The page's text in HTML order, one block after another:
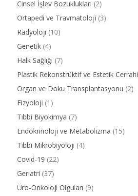
Cinsel İşlev Bozuklukları (2)
Ortapedi ve Travmatoloji (3)
Radyoloji (10)
Genetik (4)
Halk Sağlığı (7)
Plastik Rekonstrüktif ve Estetik Cerrahi
Organ ve Doku Transplantasyonu (2)
Fizyoloji (1)
Tıbbi Biyokimya (7)
Endokrinoloji ve Metabolizma (15)
Tıbbi Mikrobiyoloji (4)
Covid-19 (22)
Geriatri (37)
Üro-Onkoloji Olguları (9)